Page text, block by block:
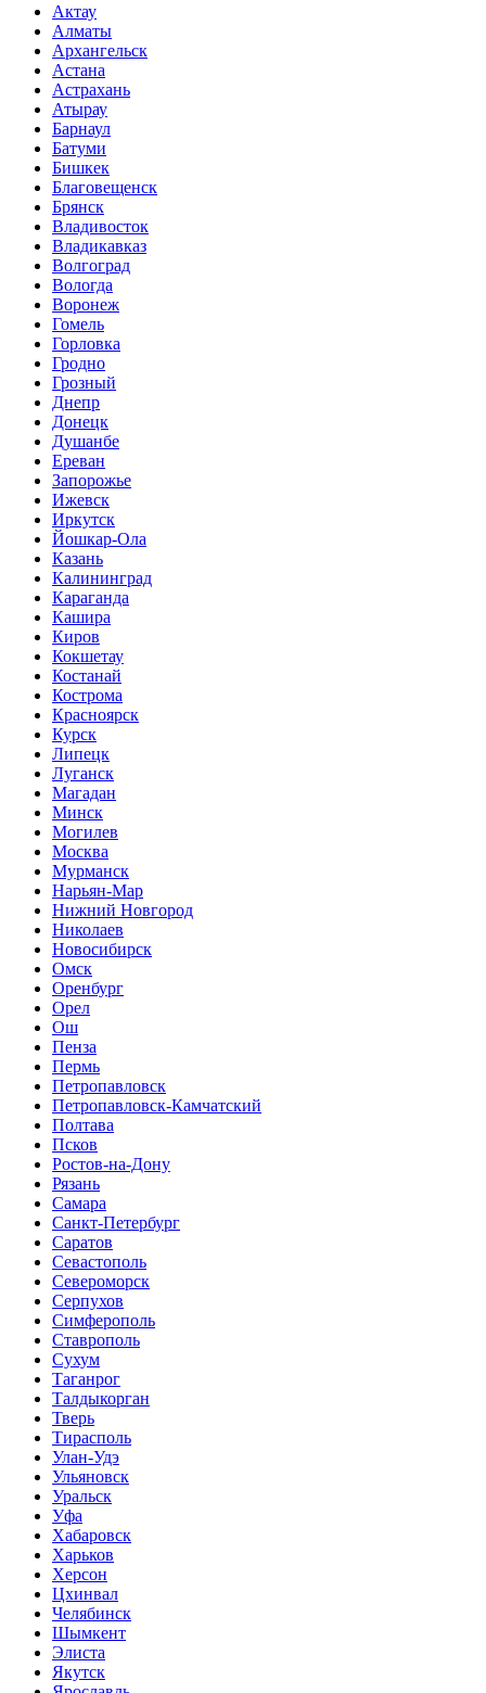
Актау
Алматы
Архангельск
Астана
Астрахань
Атырау
Барнаул
Батуми
Бишкек
Благовещенск
Брянск
Владивосток
Владикавказ
Волгоград
Вологда
Воронеж
Гомель
Горловка
Гродно
Грозный
Днепр
Донецк
Душанбе
Ереван
Запорожье
Ижевск
Иркутск
Йошкар-Ола
Казань
Калининград
Караганда
Кашира
Киров
Кокшетау
Костанай
Кострома
Красноярск
Курск
Липецк
Луганск
Магадан
Минск
Могилев
Москва
Мурманск
Нарьян-Мар
Нижний Новгород
Николаев
Новосибирск
Омск
Оренбург
Орел
Ош
Пенза
Пермь
Петропавловск
Петропавловск-Камчатский
Полтава
Псков
Ростов-на-Дону
Рязань
Самара
Санкт-Петербург
Саратов
Севастополь
Североморск
Серпухов
Симферополь
Ставрополь
Сухум
Таганрог
Tалдыкорган
Тверь
Тирасполь
Улан-Удэ
Ульяновск
Уральск
Уфа
Хабаровск
Харьков
Херсон
Цхинвал
Челябинск
Шымкент
Элиста
Якутск